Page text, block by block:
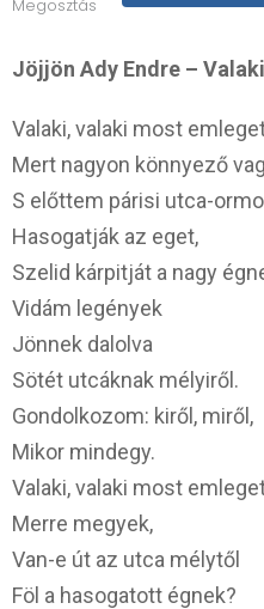
Megosztás
Jöjjön Ady Endre –
Valaki, valaki most
Mert nagyon könnyező
S előttem párisi utca-
Hasogatják az eget,
Szelid kárpitját a nagy
Vidám legények
Jönnek dalolva
Sötét utcáknak mélyiről.
Gondolkozom: kiről, miről,
Mikor mindegy.
Valaki, valaki most
Merre megyek,
Van-e út az utca mélytől
Föl a hasogatott égnek?